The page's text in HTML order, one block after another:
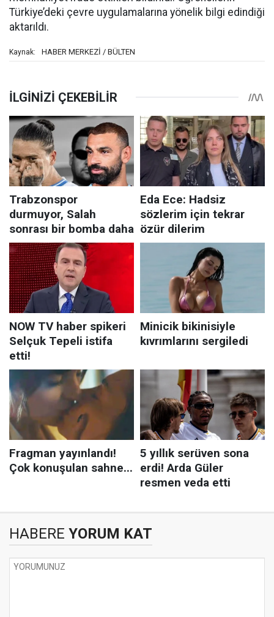
Türkiye’deki çevre uygulamalarına yönelik bilgi edindiği
aktarıldı.
Kaynak: HABER MERKEZİ / BÜLTEN
HABERE YORUM KAT